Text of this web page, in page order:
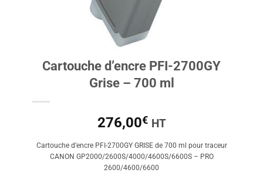
Cartouche d’encre PFI-2700GY
Grise – 700 ml
276,00€ HT
Cartouche d’encre PFI-2700GY GRISE de 700 ml pour traceur
CANON GP2000/2600S/4000/4600S/6600S – PRO
2600/4600/6600